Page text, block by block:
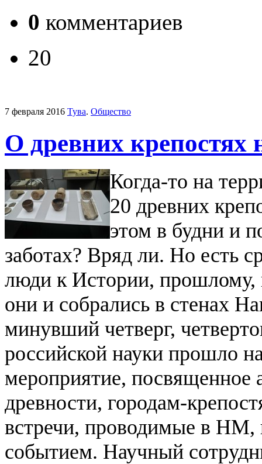
0 комментариев
20
7 февраля 2016 Тува. Общество
О древних крепостях
Когда-то на
20 древних
этом в будни и
заботах? Вряд ли. Но есть
люди к Истории, прошлому,
они и собрались в стенах
минувший четверг,
российской науки прошло
мероприятие, посвященное
древности, городам-
встречи, проводимые в НМ,
событием. Научный